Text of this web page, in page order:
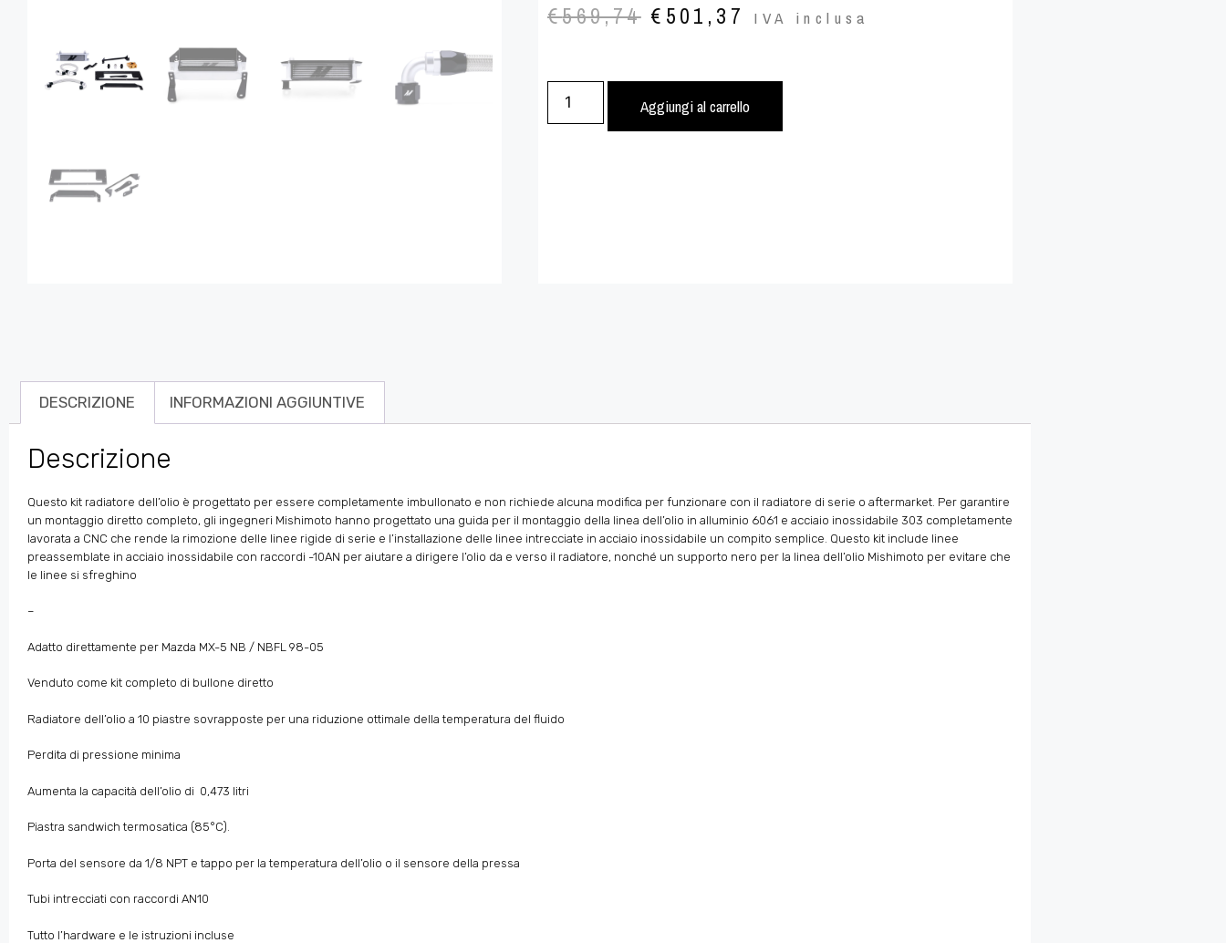
€569,74 € 501,37 IVA inclusa
Aggiungi al carrello
DESCRIZIONE INFORMAZIONI AGGIUNTIVE
Descrizione
Questo kit radiatore dell’olio è progettato per essere completamente imbullonato e non richiede alcuna modifica per funzionare con il radiatore di serie o aftermarket. Per garantire
un montaggio diretto completo, gli ingegneri Mishimoto hanno progettato una guida per il montaggio della linea dell’olio in alluminio 6061 e acciaio inossidabile 303 completamente
lavorata a CNC che rende la rimozione delle linee rigide di serie e l’installazione delle linee intrecciate in acciaio inossidabile un compito semplice. Questo kit include linee
preassemblate in acciaio inossidabile con raccordi -10AN per aiutare a dirigere l’olio da e verso il radiatore, nonché un supporto nero per la linea dell’olio Mishimoto per evitare che
le linee si sfreghino
–
Adatto direttamente per Mazda MX-5 NB / NBFL 98-05
Venduto come kit completo di bullone diretto
Radiatore dell’olio a 10 piastre sovrapposte per una riduzione ottimale della temperatura del fluido
Perdita di pressione minima
Aumenta la capacità dell’olio di 0,473 litri
Piastra sandwich termosatica (85°C).
Porta del sensore da 1/8 NPT e tappo per la temperatura dell’olio o il sensore della pressa
Tubi intrecciati con raccordi AN10
Tutto l’hardware e le istruzioni incluse